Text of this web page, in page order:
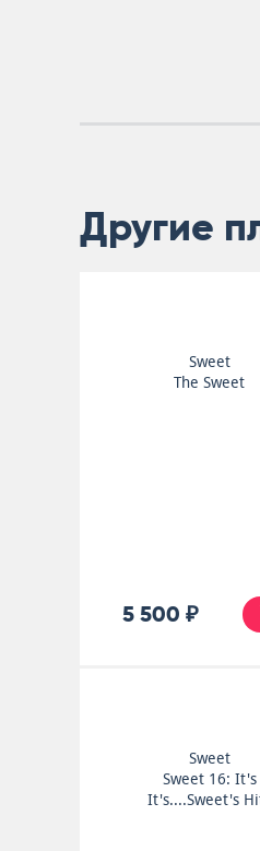
Другие
Sweet
The Sweet
5 500 ₽
Sweet
Sweet 16: It's
It's....Sweet's